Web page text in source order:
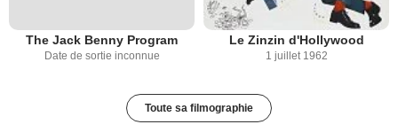
The Jack Benny Program
Date de sortie inconnue
Le Zinzin d'Hollywood
1 juillet 1962
Toute sa filmographie